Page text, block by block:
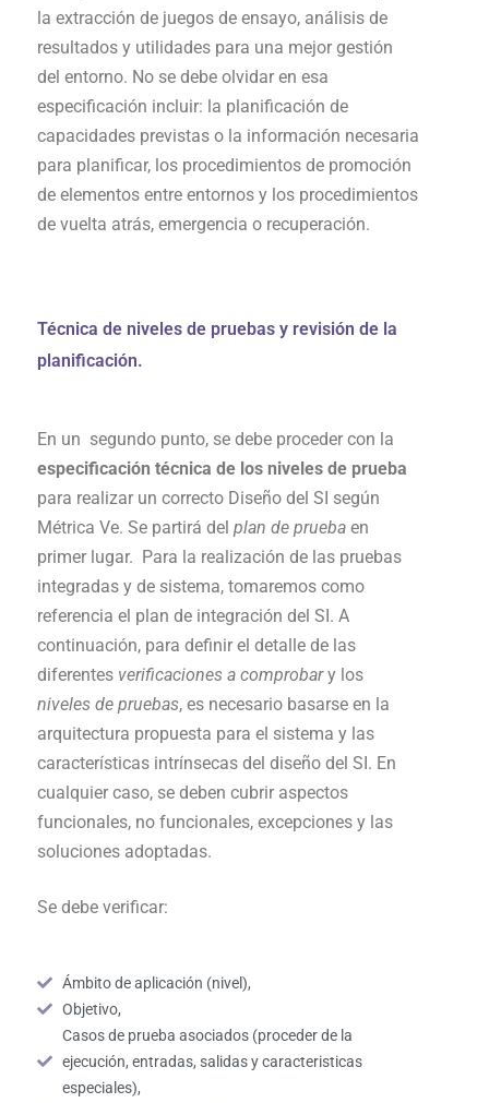
la extracción de juegos de ensayo, análisis de
resultados y utilidades para una mejor gestión
del entorno. No se debe olvidar en esa
especificación incluir: la planificación de
capacidades previstas o la información necesaria
para planificar, los procedimientos de promoción
de elementos entre entornos y los procedimientos
de vuelta atrás, emergencia o recuperación.
Técnica de niveles de pruebas y revisión de la
planificación.
En un segundo punto, se debe proceder con la
especificación técnica de los niveles de prueba
para realizar un correcto Diseño del SI según
Métrica Ve. Se partirá del plan de prueba en
primer lugar. Para la realización de las pruebas
integradas y de sistema, tomaremos como
referencia el plan de integración del SI. A
continuación, para definir el detalle de las
diferentes verificaciones a comprobary los
niveles de pruebas, es necesario basarse en la
arquitectura propuesta para el sistema y las
características intrínsecas del diseño del SI. En
cualquier caso, se deben cubrir aspectos
funcionales, no funcionales, excepciones y las
soluciones adoptadas.
Se debe verificar:
Ámbito de aplicación (nivel),
Objetivo,
Casos de prueba asociados (proceder de la
ejecución, entradas, salidas y caracteristicas
especiales),